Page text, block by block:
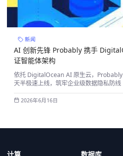
新闻
AI 创新先锋 Probably 携手
证智能体架构
依托 DigitalOcean AI 原生云，
天半极速上线，筑牢企业级数据隐私防线
2026年6月16日